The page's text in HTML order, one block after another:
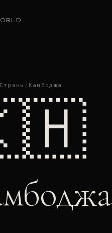
Страны / Камбоджа